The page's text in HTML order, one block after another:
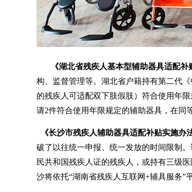
《湖北省残疾人基本型辅助器具适配补
构、监督管理等。湖北省户籍持有第二代
的残疾人可适配双下肢假肢）符合使用年
请2件符合使用年限规定的辅助器具，在同
《长沙市残疾人辅助器具适配补贴实施办
破了以往统一申报、统一发放的时间限制
民共和国残疾人证的残疾人，或持有三级
沙将依托“湖南省残疾人互联网+辅具服务”